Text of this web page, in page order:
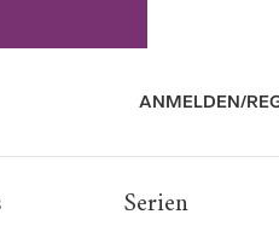
ANMELDEN/
Serien